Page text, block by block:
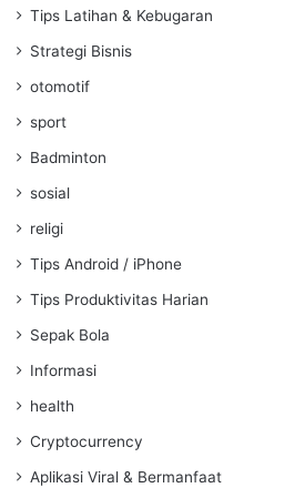
Tips Latihan & Kebugaran
Strategi Bisnis
otomotif
sport
Badminton
sosial
religi
Tips Android / iPhone
Tips Produktivitas Harian
Sepak Bola
Informasi
health
Cryptocurrency
Aplikasi Viral & Bermanfaat